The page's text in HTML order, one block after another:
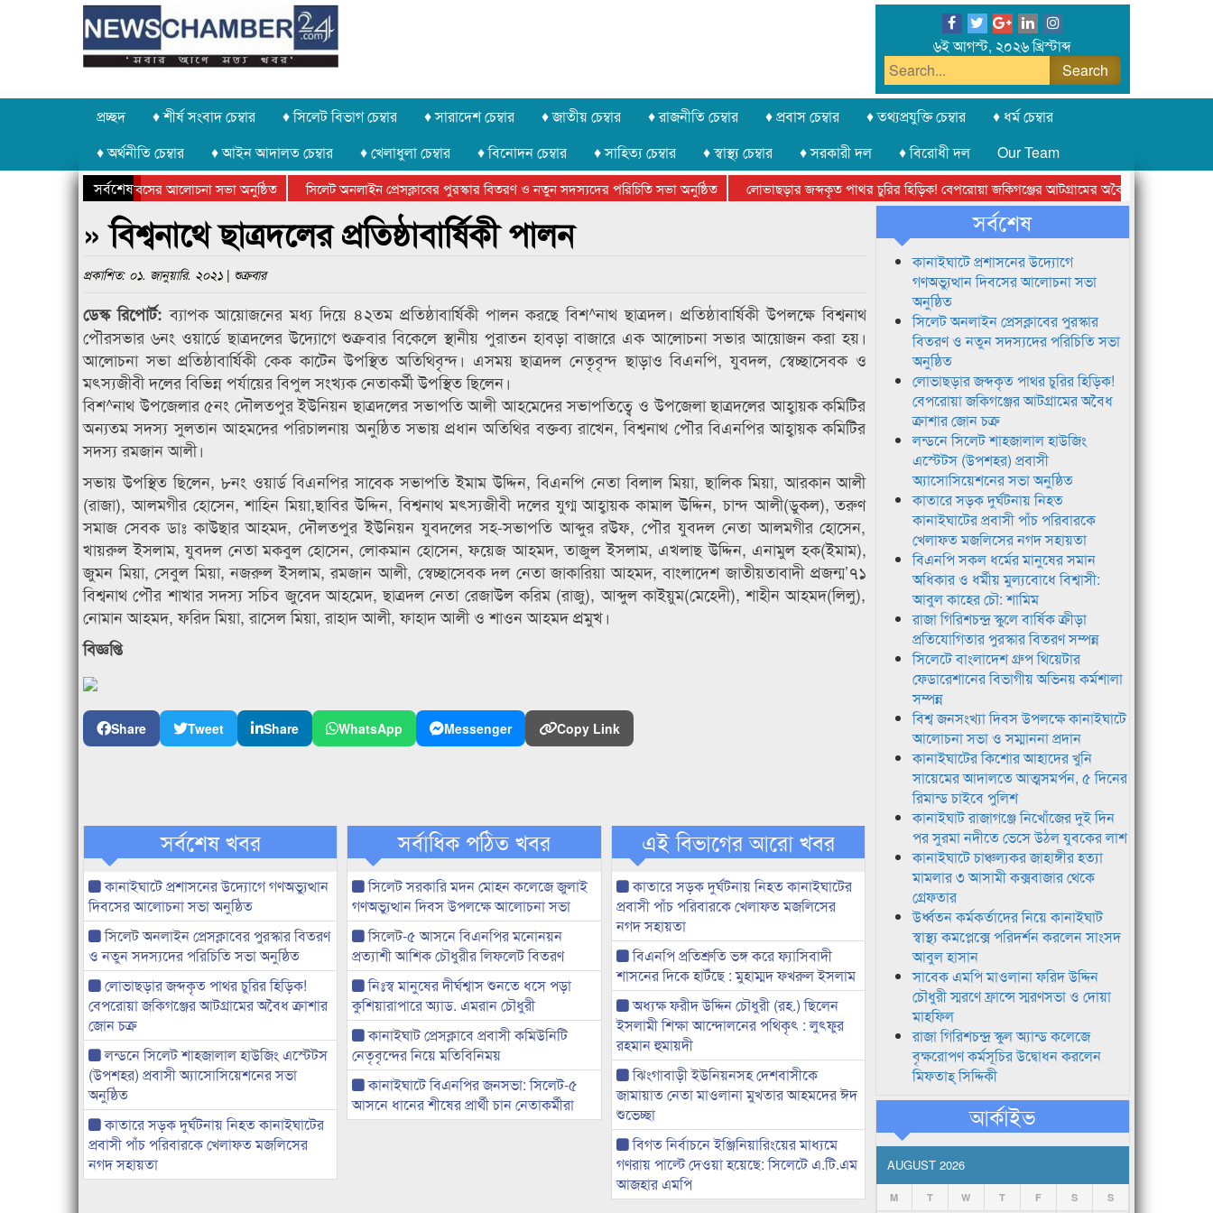
৬ই আগস্ট, ২০২৬ খ্রিস্টাব্দ
প্রচ্ছদ ♦ শীর্ষ সংবাদ চেম্বার ♦ সিলেট বিভাগ চেম্বার ♦ সারাদেশ চেম্বার ♦ জাতীয় চেম্বার ♦ রাজনীতি চেম্বার ♦ প্রবাস চেম্বার ♦ তথ্যপ্রযুক্তি চেম্বার
♦ ধর্ম চেম্বার
♦ অর্থনীতি চেম্বার
♦ আইন আদালত চেম্বার ♦ খেলাধুলা চেম্বার ♦ বিনোদন চেম্বার ♦ সাহিত্য চেম্বার ♦ স্বাস্থ্য চেম্বার ♦ সরকারী দল ♦ বিরোধী দল
Our Team
সর্বশেষ
উদ্যোগে গণঅভ্যুত্থান দিবসের আলোচনা সভা অনুষ্ঠিত সিলেট অনলাইন প্রেসক্লাবের পুরস্কার বিতরণ ও নতুন সদস্যদের পরিচিতি সভা অনুষ্ঠিত
লোভাছড়ার জব্দকৃত পাথর চুরির হিড়িক! বেপরোয়া জকিগঞ্জের আটগ্রামের অবৈধ ক্রাশার জোন চক্র
কানাইঘাটে আলোচনা সভা ও সম্মাননা প্রদান
কানাইঘাটের কিশোর আহাদের খুনি সায়েমের আদালতে আত্মসমর্পন, ৫ দিনের রিমান্ড চাইবে পুলিশ
» বিশ্বনাথে ছাত্রদলের প্রতিষ্ঠাবার্ষিকী পালন
প্রকাশিত: ০১. জানুয়ারি. ২০২১ | শুক্রবার
ডেস্ক রিপোর্ট: ব্যাপক আয়োজনের মধ্য দিয়ে ৪২তম প্রতিষ্ঠাবার্ষিকী পালন করছে বিশ^নাথ ছাত্রদল। প্রতিষ্ঠাবার্ষিকী উপলক্ষে বিশ্বনাথ
পৌরসভার ৬নং ওয়ার্ডে ছাত্রদলের উদ্যোগে শুক্রবার বিকেলে স্থানীয় পুরাতন হাবড়া বাজারে এক আলোচনা সভার আয়োজন করা হয়।
আলোচনা সভা প্রতিষ্ঠাবার্ষিকী কেক কাটেন উপস্থিত অতিথিবৃন্দ। এসময় ছাত্রদল নেতৃবৃন্দ ছাড়াও বিএনপি, যুবদল, স্বেচ্ছাসেবক ও
মৎস্যজীবী দলের বিভিন্ন পর্যায়ের বিপুল সংখ্যক নেতাকর্মী উপস্থিত ছিলেন।
বিশ^নাথ উপজেলার ৫নং দৌলতপুর ইউনিয়ন ছাত্রদলের সভাপতি আলী আহমেদের সভাপতিত্বে ও উপজেলা ছাত্রদলের আহ্বায়ক কমিটির
অন্যতম সদস্য সুলতান আহমদের পরিচালনায় অনুষ্ঠিত সভায় প্রধান অতিথির বক্তব্য রাখেন, বিশ্বনাথ পৌর বিএনপির আহ্বায়ক কমিটির
সদস্য রমজান আলী।
সভায় উপস্থিত ছিলেন, ৮নং ওয়ার্ড বিএনপির সাবেক সভাপতি ইমাম উদ্দিন, বিএনপি নেতা বিলাল মিয়া, ছালিক মিয়া, আরকান আলী
(রাজা), আলমগীর হোসেন, শাহিন মিয়া,ছাবির উদ্দিন, বিশ্বনাথ মৎস্যজীবী দলের যুগ্ম আহ্বায়ক কামাল উদ্দিন, চান্দ আলী(ডুকল), তরুণ
সমাজ সেবক ডাঃ কাউছার আহমদ, দৌলতপুর ইউনিয়ন যুবদলের সহ-সভাপতি আব্দুর রউফ, পৌর যুবদল নেতা আলমগীর হোসেন,
খায়রুল ইসলাম, যুবদল নেতা মকবুল হোসেন, লোকমান হোসেন, ফয়েজ আহমদ, তাজুল ইসলাম, এখলাছ উদ্দিন, এনামুল হক(ইমাম),
জুমন মিয়া, সেবুল মিয়া, নজরুল ইসলাম, রমজান আলী, স্বেচ্ছাসেবক দল নেতা জাকারিয়া আহমদ, বাংলাদেশ জাতীয়তাবাদী প্রজন্ম’৭১
বিশ্বনাথ পৌর শাখার সদস্য সচিব জুবেদ আহমেদ, ছাত্রদল নেতা রেজাউল করিম (রাজু), আব্দুল কাইয়ুম(মেহেদী), শাহীন আহমদ(লিলু),
নোমান আহমদ, ফরিদ মিয়া, রাসেল মিয়া, রাহাদ আলী, ফাহাদ আলী ও শাওন আহমদ প্রমুখ।
বিজ্ঞপ্তি
Share Tweet Share WhatsApp Messenger Copy Link
সর্বশেষ খবর
কানাইঘাটে প্রশাসনের উদ্যোগে গণঅভ্যুত্থান
দিবসের আলোচনা সভা অনুষ্ঠিত
সিলেট অনলাইন প্রেসক্লাবের পুরস্কার বিতরণ
ও নতুন সদস্যদের পরিচিতি সভা অনুষ্ঠিত
লোভাছড়ার জব্দকৃত পাথর চুরির হিড়িক!
বেপরোয়া জকিগঞ্জের আটগ্রামের অবৈধ ক্রাশার
জোন চক্র
লন্ডনে সিলেট শাহজালাল হাউজিং এস্টেটস
(উপশহর) প্রবাসী অ্যাসোসিয়েশনের সভা
অনুষ্ঠিত
কাতারে সড়ক দুর্ঘটনায় নিহত কানাইঘাটের
প্রবাসী পাঁচ পরিবারকে খেলাফত মজলিসের
নগদ সহায়তা
সর্বাধিক পঠিত খবর
সিলেট সরকারি মদন মোহন কলেজে জুলাই
গণঅভ্যুত্থান দিবস উপলক্ষে আলোচনা সভা
সিলেট-৫ আসনে বিএনপির মনোনয়ন
প্রত্যাশী আশিক চৌধুরীর লিফলেট বিতরণ
নিঃস্ব মানুষের দীর্ঘশ্বাস শুনতে ধসে পড়া
কুশিয়ারাপারে অ্যাড. এমরান চৌধুরী
কানাইঘাট প্রেসক্লাবে প্রবাসী কমিউনিটি
নেতৃবৃন্দের নিয়ে মতিবিনিময়
কানাইঘাটে বিএনপির জনসভা: সিলেট-৫
আসনে ধানের শীষের প্রার্থী চান নেতাকর্মীরা
এই বিভাগের আরো খবর
কাতারে সড়ক দুর্ঘটনায় নিহত কানাইঘাটের
প্রবাসী পাঁচ পরিবারকে খেলাফত মজলিসের
নগদ সহায়তা
বিএনপি প্রতিশ্রুতি ভঙ্গ করে ফ্যাসিবাদী
শাসনের দিকে হাটঁছে : মুহাম্মদ ফখরুল ইসলাম
অধ্যক্ষ ফরীদ উদ্দিন চৌধুরী (রহ.) ছিলেন
ইসলামী শিক্ষা আন্দোলনের পথিকৃৎ : লুৎফুর
রহমান হুমায়দী
ঝিংগাবাড়ী ইউনিয়নসহ দেশবাসীকে
জামায়াত নেতা মাওলানা মুখতার আহমদের ঈদ
শুভেচ্ছা
বিগত নির্বাচনে ইঞ্জিনিয়ারিংয়ের মাধ্যমে
গণরায় পাল্টে দেওয়া হয়েছে: সিলেটে এ.টি.এম
আজহার এমপি
সর্বশেষ
কানাইঘাটে প্রশাসনের উদ্যোগে
গণঅভ্যুত্থান দিবসের আলোচনা সভা
অনুষ্ঠিত
সিলেট অনলাইন প্রেসক্লাবের পুরস্কার
বিতরণ ও নতুন সদস্যদের পরিচিতি সভা
অনুষ্ঠিত
লোভাছড়ার জব্দকৃত পাথর চুরির হিড়িক!
বেপরোয়া জকিগঞ্জের আটগ্রামের অবৈধ
ক্রাশার জোন চক্র
লন্ডনে সিলেট শাহজালাল হাউজিং
এস্টেটস (উপশহর) প্রবাসী
অ্যাসোসিয়েশনের সভা অনুষ্ঠিত
কাতারে সড়ক দুর্ঘটনায় নিহত
কানাইঘাটের প্রবাসী পাঁচ পরিবারকে
খেলাফত মজলিসের নগদ সহায়তা
বিএনপি সকল ধর্মের মানুষের সমান
অধিকার ও ধর্মীয় মুল্যবোধে বিশ্বাসী:
আবুল কাহের চৌ: শামিম
রাজা গিরিশচন্দ্র স্কুলে বার্ষিক ক্রীড়া
প্রতিযোগিতার পুরস্কার বিতরণ সম্পন্ন
সিলেটে বাংলাদেশ গ্রুপ থিয়েটার
ফেডারেশানের বিভাগীয় অভিনয় কর্মশালা
সম্পন্ন
বিশ্ব জনসংখ্যা দিবস উপলক্ষে কানাইঘাটে
আলোচনা সভা ও সম্মাননা প্রদান
কানাইঘাটের কিশোর আহাদের খুনি
সায়েমের আদালতে আত্মসমর্পন, ৫ দিনের
রিমান্ড চাইবে পুলিশ
কানাইঘাট রাজাগঞ্জে নিখোঁজের দুই দিন
পর সুরমা নদীতে ভেসে উঠল যুবকের লাশ
কানাইঘাটে চাঞ্চল্যকর জাহাঙ্গীর হত্যা
মামলার ৩ আসামী কক্সবাজার থেকে
গ্রেফতার
উর্ধ্বতন কর্মকর্তাদের নিয়ে কানাইঘাট
স্বাস্থ্য কমপ্লেক্সে পরিদর্শন করলেন সাংসদ
আবুল হাসান
সাবেক এমপি মাওলানা ফরিদ উদ্দিন
চৌধুরী স্মরণে ফ্রান্সে স্মরণসভা ও দোয়া
মাহফিল
রাজা গিরিশচন্দ্র স্কুল অ্যান্ড কলেজে
বৃক্ষরোপণ কর্মসূচির উদ্বোধন করলেন
মিফতাহ্ সিদ্দিকী
আর্কাইভ
AUGUST 2026
M T W T F S S